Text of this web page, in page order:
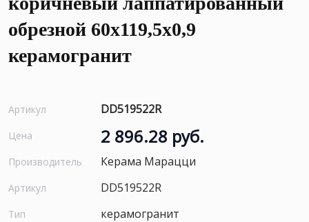
обрезной 60х119,5х0,9
керамогранит
Артикул DD519522R
Цена 2 896.28 руб.
Производитель Керама Марацци
Артикул DD519522R
Тип керамогранит